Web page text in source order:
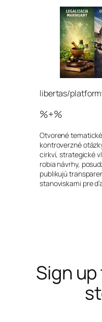
libertas/
%+%
Otvorené
kontroverzné
cirkví, strategické
robia návrhy,
publikujú
stanoviskami pre
Sign